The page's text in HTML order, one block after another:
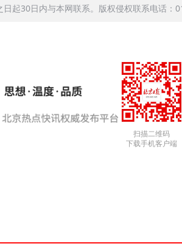
起30日内与本网联系。版权侵权联系电话：
扫描二维码
下载手机客户端